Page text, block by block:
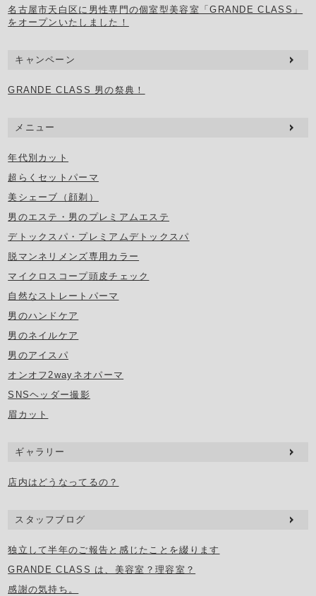
名古屋市天白区に男性専門の個室型美容室「GRANDE CLASS」
をオープンいたしました！
キャンペーン
GRANDE CLASS 男の祭典！
メニュー
年代別カット
超らくセットパーマ
美シェーブ（顔剃）
男のエステ・男のプレミアムエステ
デトックスパ・プレミアムデトックスパ
脱マンネリメンズ専用カラー
マイクロスコープ頭皮チェック
自然なストレートパーマ
男のハンドケア
男のネイルケア
男のアイスパ
オンオフ2wayネオパーマ
SNSヘッダー撮影
眉カット
ギャラリー
店内はどうなってるの？
スタッフブログ
独立して半年のご報告と感じたことを綴ります
GRANDE CLASS は、美容室？理容室？
感謝の気持ち。